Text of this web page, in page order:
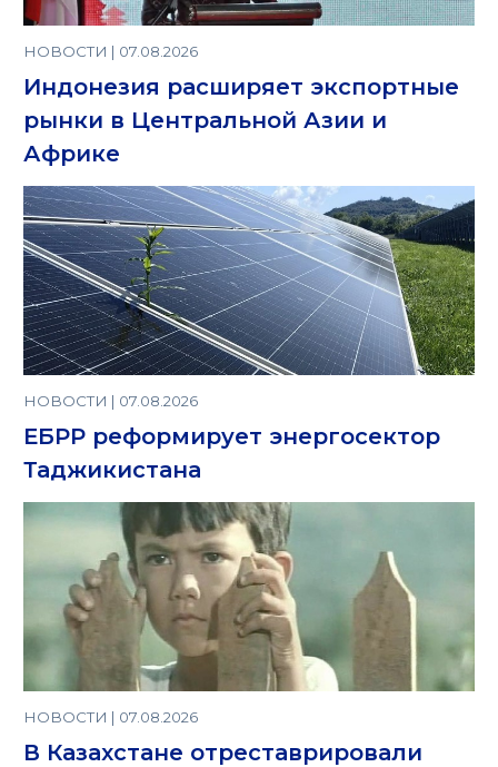
НОВОСТИ | 07.08.2026
Индонезия расширяет экспортные
рынки в Центральной Азии и
Африке
НОВОСТИ | 07.08.2026
ЕБРР реформирует энергосектор
Таджикистана
НОВОСТИ | 07.08.2026
В Казахстане отреставрировали